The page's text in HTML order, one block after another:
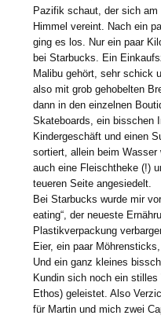
Pazifik schaut, der sich
Himmel vereint. Nach ein
ging es los. Nur ein paar
bei Starbucks. Ein
Malibu gehört, sehr schick
also mit grob gehobelten
dann in den einzelnen
Skateboards, ein bisschen
Kindergeschäft und einen
sortiert, allein beim Wasser
auch eine Fleischtheke (!)
teueren Seite angesiedelt.
Bei Starbucks wurde mir
eating“, der neueste
Plastikverpackung
Eier, ein paar
Und ein ganz kleines
Kundin sich noch ein
Ethos) geleistet. Also
für Martin und mich zwei